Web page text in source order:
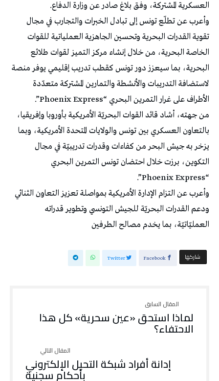
العسكرية المشتركة، وفق بلاغ صادر عن وزارة الدفاع.
وأعرب عن تطلّع تونس إلى تبادل الخبرات والتجارب في مجال
تقوية القدرات البحرية وتحسين الجاهزية العملياتية للقوات
الخاصة البحرية، من خلال إنشاء مركز التميز لقوات طلائع
البحرية، بما سيعزز دور تونس كقطب تدريب إقليمي يوفر منصة
لاستضافة التدريبات والأنشطة والتمارين المشتركة متعدّدة
الأطراف على غرار التمرين البحري “Phoenix Express”.
من جهته، أشاد قائد القوات البحريّة الأمريكية بأوروبا وإفريقيا،
بالتعاون العسكري بين تونس والولايات المتحدة الأمريكية، وبما
يزخر به جيش البحر من كفاءات وقدرات تدريبيّة في مجال
التكوين، برزت خلال احتضان تونس التمرين البحري
“Phoenix Express”.
وأعرب عن التزام الإدارة الأمريكية بمواصلة تعزيز التعاون الثنائي
ودعم القدرات البحريّة للجيش التونسي وتطوير قدراته
العمليّاتيّة، بما يخدم مصالح الطرفين
‫‫ شاركها‬ Facebook
Twitter
لماذا استحق «عين سحرية» كل هذا
الاحتفاء؟
إدانة أفراد شبكة التحيل الإلكتروني
بأحكام سجنية